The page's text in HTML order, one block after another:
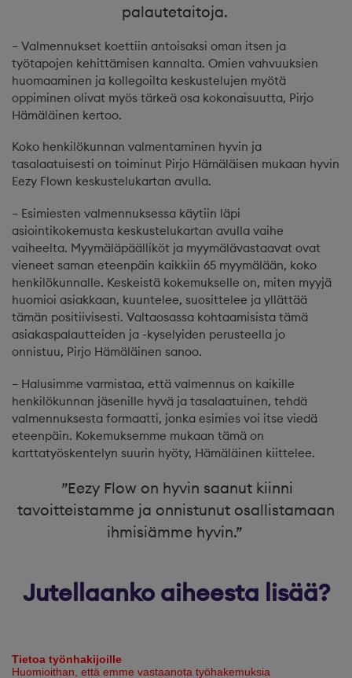
palautetaitoja.
– Valmennukset koettiin antoisaksi oman itsen ja
työtapojen kehittämisen kannalta. Omien vahvuuksien
huomaaminen ja kollegoilta keskustelujen myötä
oppiminen olivat myös tärkeä osa kokonaisuutta, Pirjo
Hämäläinen kertoo.
Koko henkilökunnan valmentaminen hyvin ja
tasalaatuisesti on toiminut Pirjo Hämäläisen mukaan hyvin
Eezy Flown keskustelukartan avulla.
– Esimiesten valmennuksessa käytiin läpi
asiointikokemusta keskustelukartan avulla vaihe
vaiheelta. Myymäläpäälliköt ja myymälävastaavat ovat
vieneet saman eteenpäin kaikkiin 65 myymälään, koko
henkilökunnalle. Keskeistä kokemukselle on, miten myyjä
huomioi asiakkaan, kuuntelee, suosittelee ja yllättää
tämän positiivisesti. Valtaosassa kohtaamisista tämä
asiakaspalautteiden ja -kyselyiden perusteella jo
onnistuu, Pirjo Hämäläinen sanoo.
– Halusimme varmistaa, että valmennus on kaikille
henkilökunnan jäsenille hyvä ja tasalaatuinen, tehdä
valmennuksesta formaatti, jonka esimies voi itse viedä
eteenpäin. Kokemuksemme mukaan tämä on
karttatyöskentelyn suurin hyöty, Hämäläinen kiittelee.
”Eezy Flow on hyvin saanut kiinni
tavoitteistamme ja onnistunut osallistamaan
ihmisiämme hyvin.”
Jutellaanko aiheesta lisää?